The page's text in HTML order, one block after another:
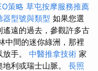
策略 草屯按摩服務推薦
型號與類型 如果您選
遠的過去，參觀許多古
中間的迷你綠洲，那裡
手。 中醫推拿技術 家
利或瑞士山脈。 長照